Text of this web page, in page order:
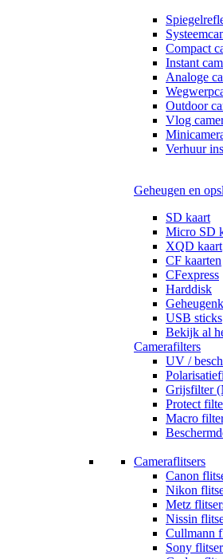
Compact
Instant
Analoge
Outdoor
Vlog
Verhuur
Geheugen en
SD kaart
Micro SD
XQD kaart
CF kaarten
CFexpress
Harddisk
USB sticks
Bekijk al
Camerafilters
UV /
Grijsfilter
Protect
Macro
Cameraflitsers
Canon
Nikon
Metz
Nissin
Cullmann
Sony